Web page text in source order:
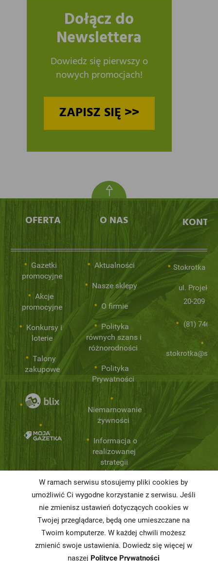
Dołącz do
Newslettera
Dowiedz się pierwszy o
nowych promocjach!
ZAPISZ SIĘ >>
OFERTA
Gazetki
promocyjne
Akcje
promocyjne
Konkursy i
loterie
Talony
zakupowe
O NAS
Aktualności
Nasze sklepy
O firmie
Polityka
równych szans i
różnorodności
Polityka
Prywatności
Niemarnowanie
żywności
Informacja o
realizowanej
strategii
podatkowej
Karty
charakterystyki
Butelkomaty
Stokrotka
ul.
20-209
(81) 746
W ramach serwisu stosujemy pliki cookies by
umożliwić Ci wygodne korzystanie z serwisu. Jeśli
nie zmienisz ustawień dotyczących cookies w
Twojej przeglądarce, będą one umieszczane na
Twoim komputerze. W każdej chwili możesz
zmienić swoje ustawienia. Dowiedz się więcej w
naszej Polityce Prywatności